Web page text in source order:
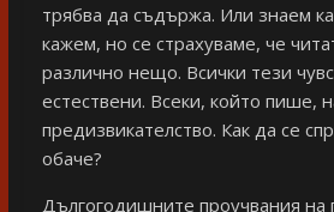
трябва да съдържа. Или знаем
кажем, но се страхуваме, че
различно нещо. Всички тези
естествени. Всеки, който пише,
предизвикателство. Как да се
обаче?
Дългогодишните проучвания на